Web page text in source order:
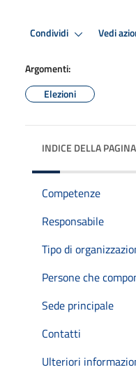
Condividi Vedi
Argomenti:
Elezioni
INDICE DELLA PAGINA
Competenze
Responsabile
Tipo di
Persone che
Sede principale
Contatti
Ulteriori